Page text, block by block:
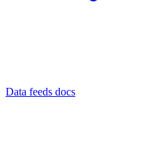
Data feeds docs